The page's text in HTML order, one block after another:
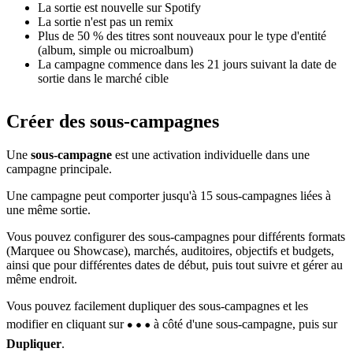
La sortie est nouvelle sur Spotify
La sortie n'est pas un remix
Plus de 50 % des titres sont nouveaux pour le type d'entité
(album, simple ou microalbum)
La campagne commence dans les 21 jours suivant la date de
sortie dans le marché cible
Créer des sous-campagnes
Une sous-campagne est une activation individuelle dans une
campagne principale.
Une campagne peut comporter jusqu'à 15 sous-campagnes liées à
une même sortie.
Vous pouvez configurer des sous-campagnes pour différents formats
(Marquee ou Showcase), marchés, auditoires, objectifs et budgets,
ainsi que pour différentes dates de début, puis tout suivre et gérer au
même endroit.
Vous pouvez facilement dupliquer des sous-campagnes et les
modifier en cliquant sur
à côté d'une sous-campagne, puis sur
Dupliquer.